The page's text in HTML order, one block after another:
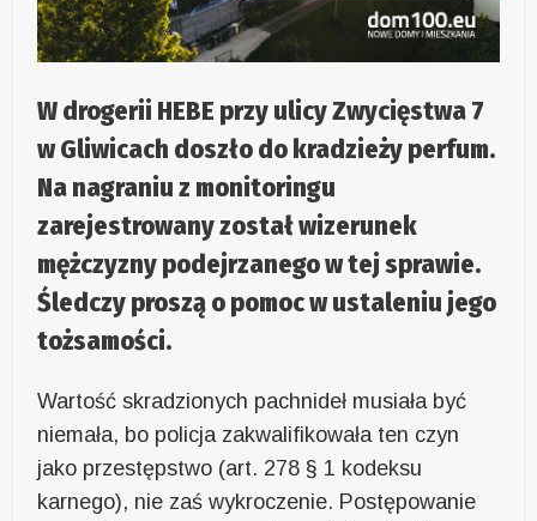
W drogerii HEBE przy ulicy Zwycięstwa 7
w Gliwicach doszło do kradzieży perfum.
Na nagraniu z monitoringu
zarejestrowany został wizerunek
mężczyzny podejrzanego w tej sprawie.
Śledczy proszą o pomoc w ustaleniu jego
tożsamości.
Wartość skradzionych pachnideł musiała być
niemała, bo policja zakwalifikowała ten czyn
jako przestępstwo (art. 278 § 1 kodeksu
karnego), nie zaś wykroczenie. Postępowanie